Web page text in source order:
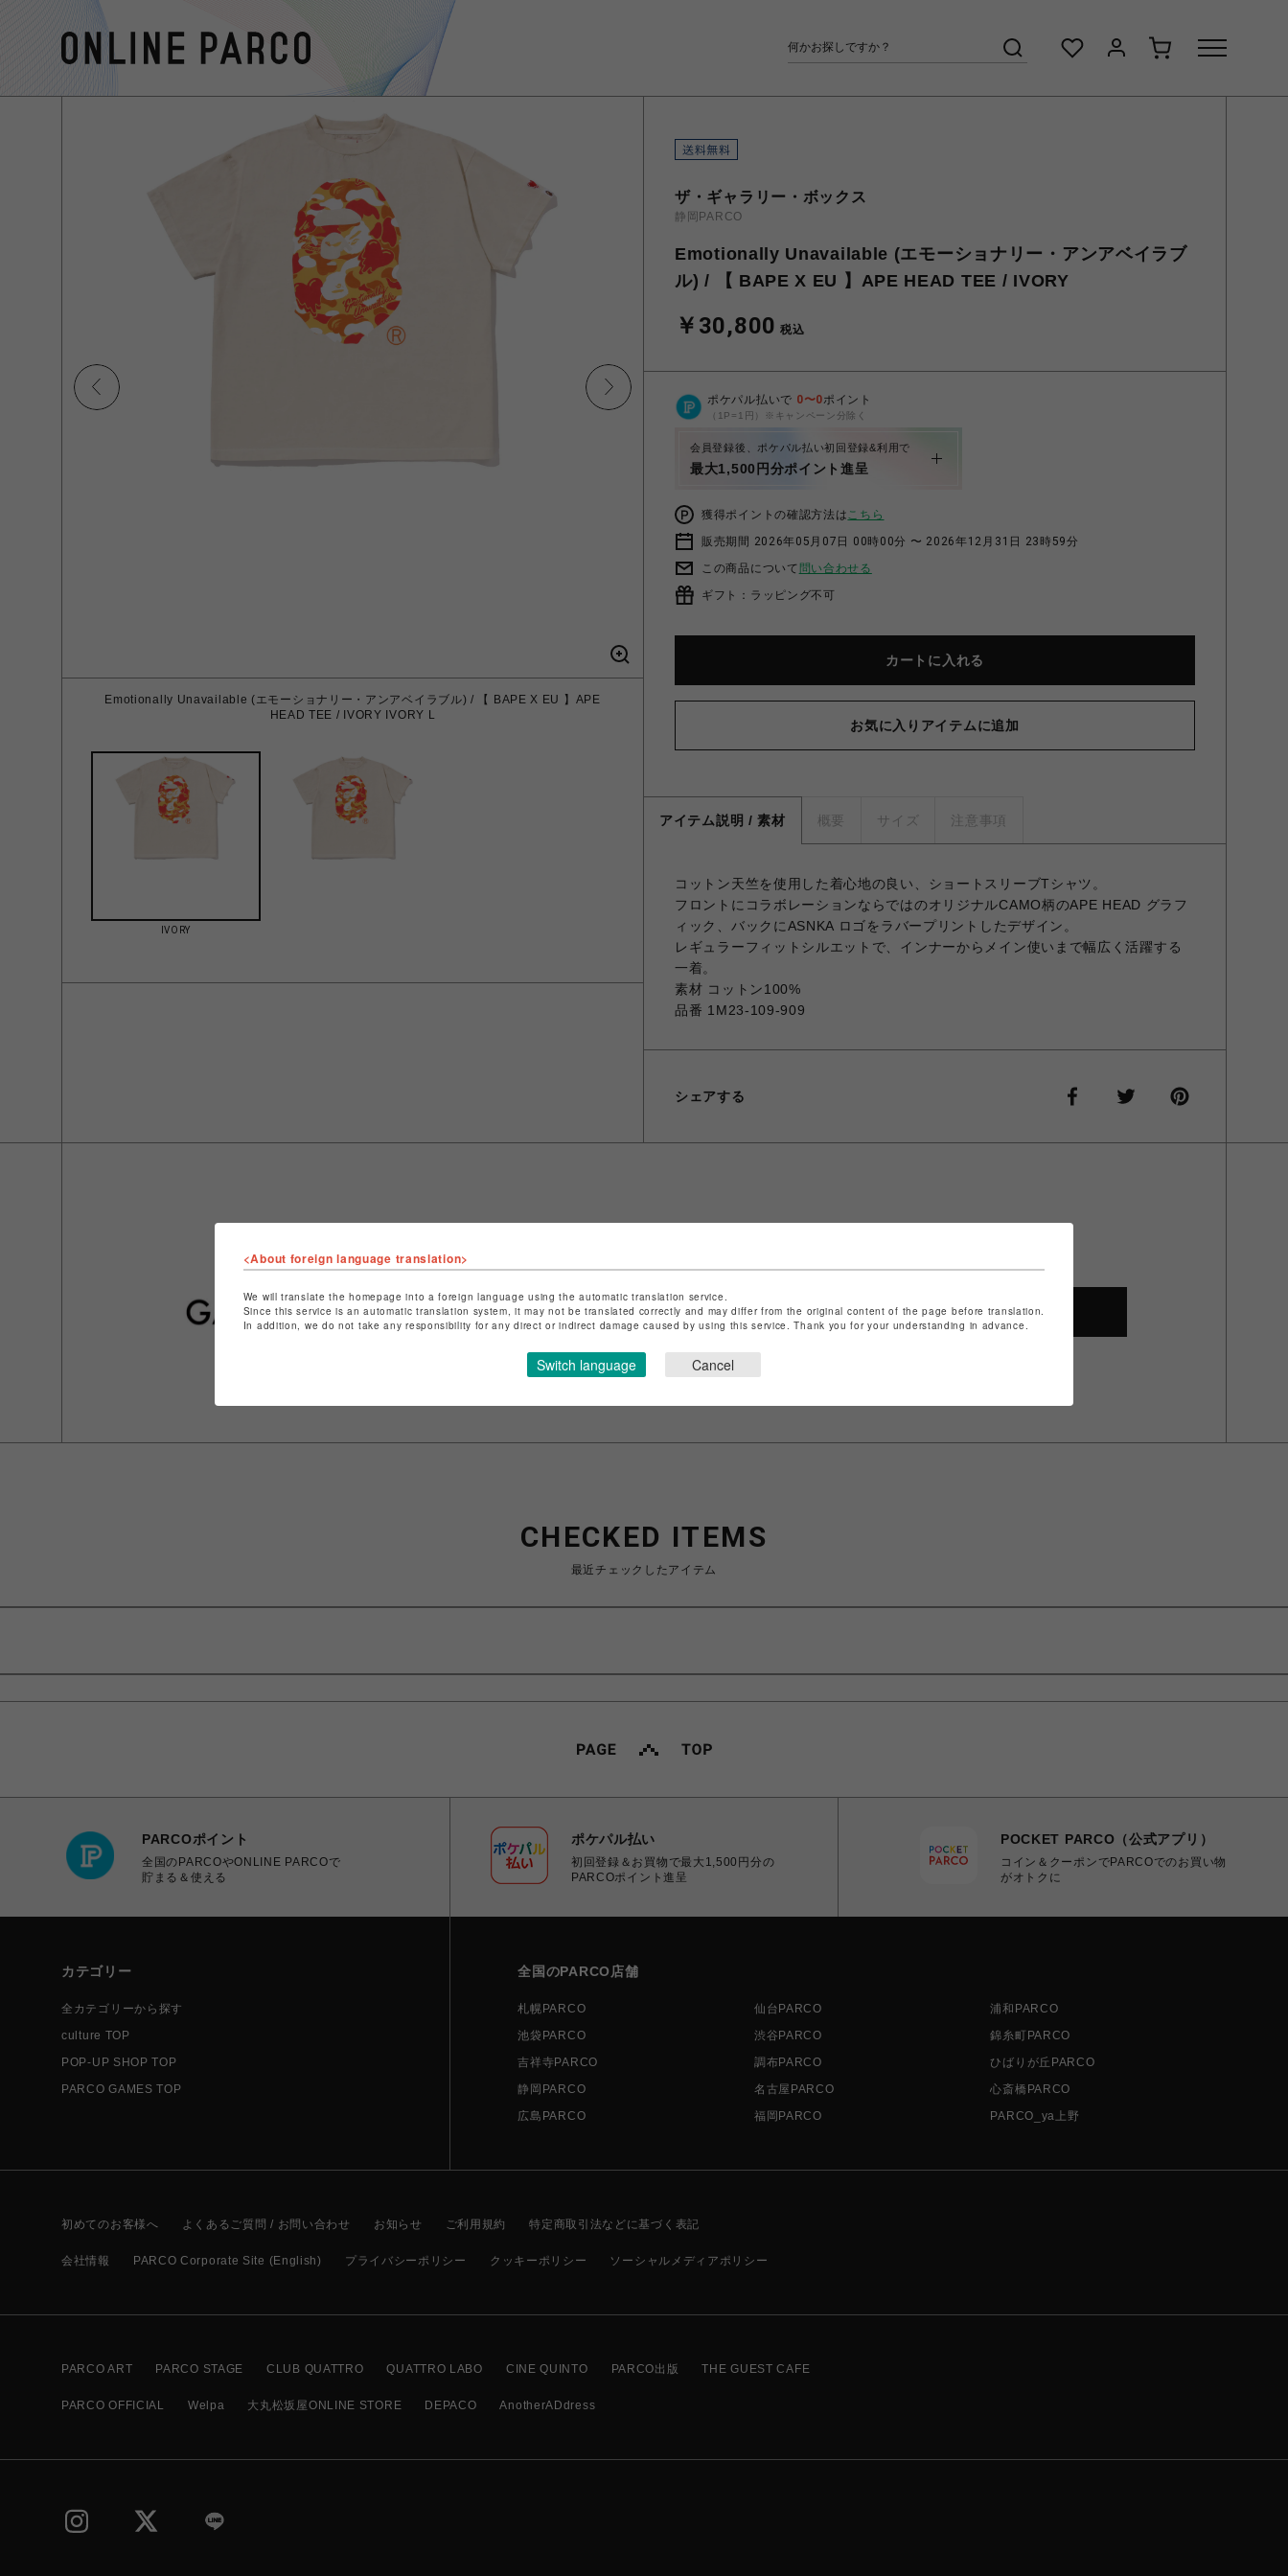
Emotionally Unavailable (エモーショナリー・アンアベイラブル) / 【 BAPE X EU 】APE
HEAD TEE / IVORY IVORY L
IVORY
ザ・ギャラリー・ボックス
静岡PARCO
Emotionally Unavailable (エモーショナリー・アンアベイラブ
ル) / 【 BAPE X EU 】APE HEAD TEE / IVORY
￥30,800 税込
ポケパル払いで 0〜0ポイント
（1P=1円）※キャンペーン分除く
会員登録後、ポケパル払い初回登録&利用で
最大1,500円分ポイント進呈
獲得ポイントの確認方法はこちら
販売期間 2026年05月07日 00時00分 〜 2026年12月31日 23時59分
この商品について 問い合わせる
ギフト：ラッピング不可
カートに入れる
お気に入りアイテムに追加
アイテム説明 / 素材 概要 サイズ 注意事項
コットン天竺を使用した着心地の良い、ショートスリーブTシャツ。
フロントにコラボレーションならではのオリジナルCAMO柄のAPE HEAD グラフ
ィック、バックにASNKA ロゴをラバープリントしたデザイン。
レギュラーフィットシルエットで、インナーからメイン使いまで幅広く活躍する
一着。
素材 コットン100%
品番 1M23-109-909
シェアする
ショップ名
ザ・ギャラリー・ボックス
店舗名
静岡PARCO
特定商取引法など法令に基づく表記はこちら
ショップお問い合わせはこちら
SHOP TOP
CHECKED ITEMS
最近チェックしたアイテム
PARCOポイント
全国のPARCOやONLINE PARCOで
貯まる＆使える
ポケパル払い
初回登録＆お買物で最大1,500円分の
PARCOポイント進呈
POCKET PARCO（公式アプリ）
コイン＆クーポンでPARCOでのお買い物
がオトクに
カテゴリー
全カテゴリーから探す
culture TOP
POP-UP SHOP TOP
PARCO GAMES TOP
全国のPARCO店舗
札幌PARCO 仙台PARCO
浦和PARCO
池袋PARCO
渋谷PARCO
錦糸町PARCO
吉祥寺PARCO
調布PARCO
ひばりが丘PARCO
静岡PARCO
名古屋PARCO
心斎橋PARCO
広島PARCO
福岡PARCO PARCO_ya上野
初めてのお客様へ よくあるご質問 / お問い合わせ お知らせ ご利用規約 特定商取引法などに基づく表記
会社情報 PARCO Corporate Site (English) プライバシーポリシー クッキーポリシー ソーシャルメディアポリシー
PARCO ART PARCO STAGE CLUB QUATTRO QUATTRO LABO CINE QUINTO PARCO出版 THE GUEST CAFE
PARCO OFFICIAL Welpa 大丸松坂屋ONLINE STORE DEPACO AnotherADdress
<About foreign language translation>
We will translate the homepage into a foreign language using the automatic translation service.
Since this service is an automatic translation system, it may not be translated correctly and may differ from the original content of the page before translation.
In addition, we do not take any responsibility for any direct or indirect damage caused by using this service. Thank you for your understanding in advance.
Switch language Cancel